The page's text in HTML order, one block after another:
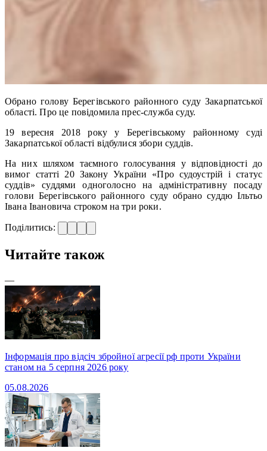
Обрано голову Берегівського районного суду Закарпатської
області. Про це повідомила прес-служба суду.
19 вересня 2018 року у Берегівському районному суді
Закарпатської області відбулися збори суддів.
На них шляхом таємного голосування у відповідності до
вимог статті 20 Закону України «Про судоустрій і статус
суддів» суддями одноголосно на адміністративну посаду
голови Берегівського районного суду обрано суддю Ільтьо
Івана Івановича строком на три роки.
Поділитись:
Читайте також
—
Інформація про відсіч збройної агресії рф проти України
станом на 5 серпня 2026 року
05.08.2026